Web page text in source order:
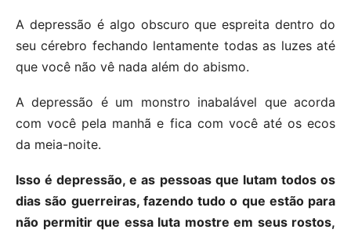
A depressão é algo obscuro que espreita dentro do
seu cérebro fechando lentamente todas as luzes até
que você não vê nada além do abismo.
A depressão é um monstro inabalável que acorda
com você pela manhã e fica com você até os ecos
da meia-noite.
Isso é depressão, e as pessoas que lutam todos os
dias são guerreiras, fazendo tudo o que estão para
não permitir que essa luta mostre em seus rostos,